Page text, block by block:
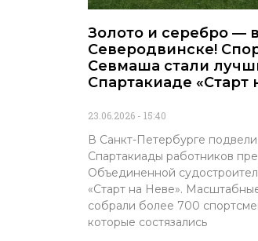
Золото и серебро — в
Северодвинске!
Севмаша стали
Спартакиаде «Старт
23.06.2026 15:40
В Санкт-Петербурге подвели
Спартакиады работников
Объединенной
«Старт на Неве».
собрали более 700
которые состязались